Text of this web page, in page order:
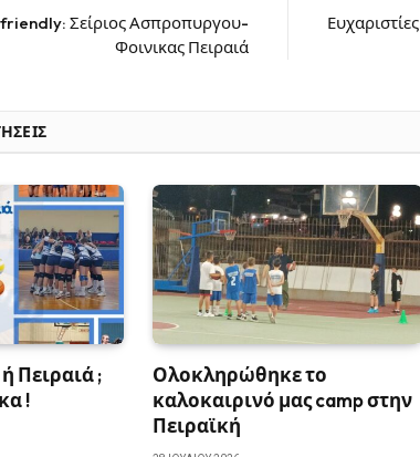
Σείριος Ασπροπυργου-
Φοινικας Πειραιά
Πειραιά ;
!
Ολοκληρώθηκε το
καλοκαιρινό μας camp στην
Πειραϊκή